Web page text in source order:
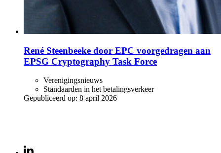
René Steenbeeke door EPC voorgedragen aan
EPSG Cryptography Task Force
Verenigingsnieuws
Standaarden in het betalingsverkeer
Gepubliceerd op: 8 april 2026